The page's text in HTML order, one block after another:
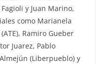
y Juan Marino,
como Marianela
Ramiro Gueber
Juarez, Pablo
(Liberpueblo) y